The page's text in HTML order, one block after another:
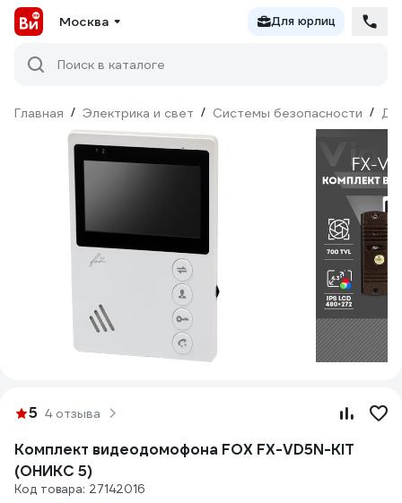
Москва Для юрлиц
Поиск в каталоге
Главная / Электрика и свет / Системы безопасности /
5 4 отзыва
Комплект видеодомофона FOX FX-VD5N-KIT
(ОНИКС 5)
Код товара: 27142016